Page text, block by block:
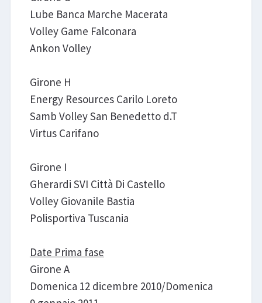
Lube Banca Marche Macerata
Volley Game Falconara
Ankon Volley
Girone H
Energy Resources Carilo Loreto
Samb Volley San Benedetto d.T
Virtus Carifano
Girone I
Gherardi SVI Città Di Castello
Volley Giovanile Bastia
Polisportiva Tuscania
Date Prima fase
Girone A
Domenica 12 dicembre 2010/Domenica